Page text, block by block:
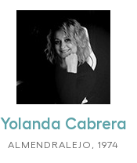
Yolanda Cabrera
ALMENDRALEJO, 1974